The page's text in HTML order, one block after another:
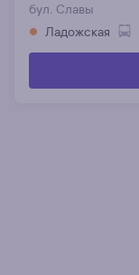
бул. Славы
Ладожская